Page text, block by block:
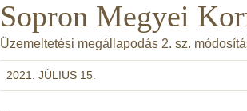
Sopron Megyei
Üzemeltetési megállapodás 2. sz.
2021. JÚLIUS 15.